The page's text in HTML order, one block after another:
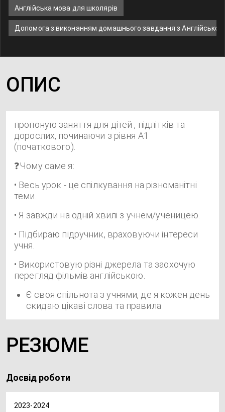
Англійська мова для школярів
Допомога з виконанням домашнього завдання з Англійської
ОПИС
пропоную заняття для дітей , підлітків та
дорослих, починаючи з рівня A1
(початкового).
❓Чому саме я:
• Весь урок - це спілкування на різноманітні
теми.
• Я завжди на одній хвилі з учнем/ученицею.
• Підбираю підручник, враховуючи інтереси
учня.
• Використовую різні джерела та заохочую
перегляд фільмів англійською.
Є своя спільнота з учнями, де я кожен день
скидаю цікаві слова та правила
РЕЗЮМЕ
Досвід роботи
2023-2024